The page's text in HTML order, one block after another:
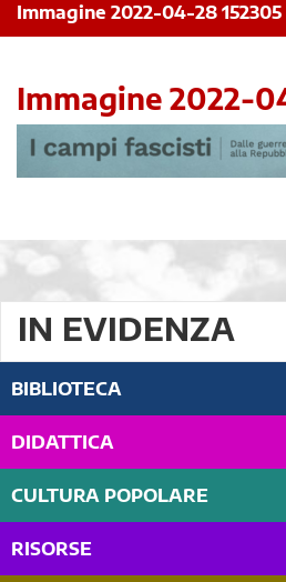
Immagine 2022-04-28 152305
Immagine 2022-
IN EVIDENZA
BIBLIOTECA
DIDATTICA
CULTURA POPOLARE
RISORSE